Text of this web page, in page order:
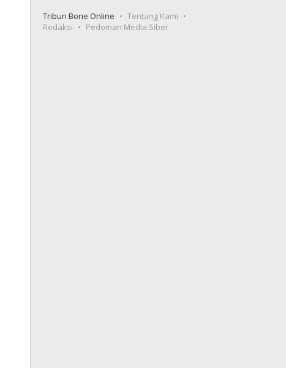
Tribun Bone Online
Tentang Kami
Redaksi
Pedoman Media Siber